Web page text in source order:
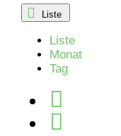
Liste
Liste
Monat
Tag